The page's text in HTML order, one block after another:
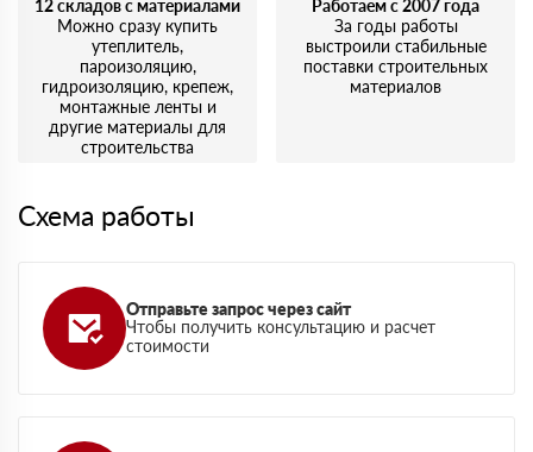
12 складов с материалами
Можно сразу купить
утеплитель,
пароизоляцию,
гидроизоляцию, крепеж,
монтажные ленты и
другие материалы для
строительства
Работаем с 2007 года
За годы работы
выстроили стабильные
поставки строительных
материалов
Схема работы
Отправьте запрос через сайт
Чтобы получить консультацию и расчет
стоимости